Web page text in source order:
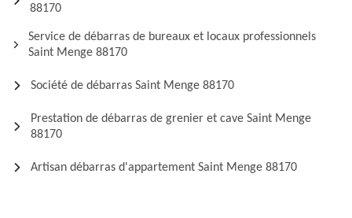
88170
Service de débarras de bureaux et locaux professionnels
Saint Menge 88170
Société de débarras Saint Menge 88170
Prestation de débarras de grenier et cave Saint Menge
88170
Artisan débarras d'appartement Saint Menge 88170